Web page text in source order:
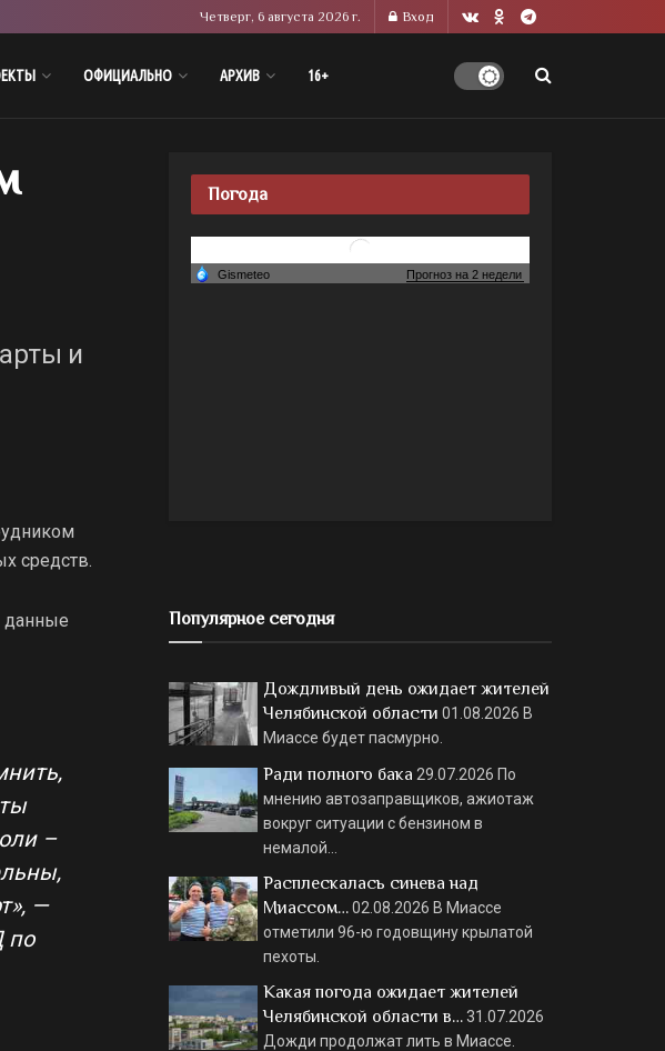
Четверг, 6 августа 2026 г. Вход
ОФИЦИАЛЬНО АРХИВ 16+
и
средств.
данные
–
—
по
Погода
Популярное сегодня
Дождливый день ожидает жителей
Челябинской области 01.08.2026 В
Миассе будет пасмурно.
Ради полного бака 29.07.2026 По
мнению автозаправщиков, ажиотаж
вокруг ситуации с бензином в
немалой…
Расплескалась синева над
Миассом…02.08.2026 В Миассе
отметили 96-ю годовщину крылатой
пехоты.
Какая погода ожидает жителей
Челябинской области в…31.07.2026
Дожди продолжат лить в Миассе.